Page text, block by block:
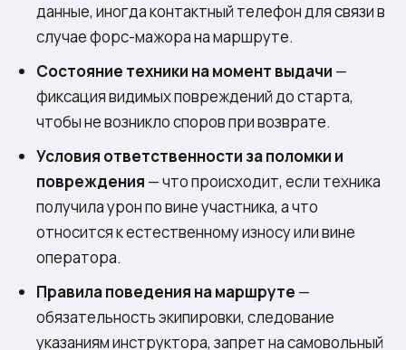
данные, иногда контактный телефон для связи в
случае форс-мажора на маршруте.
Состояние техники на момент выдачи —
фиксация видимых повреждений до старта,
чтобы не возникло споров при возврате.
Условия ответственности за поломки и
повреждения — что происходит, если техника
получила урон по вине участника, а что
относится к естественному износу или вине
оператора.
Правила поведения на маршруте —
обязательность экипировки, следование
указаниям инструктора, запрет на самовольный